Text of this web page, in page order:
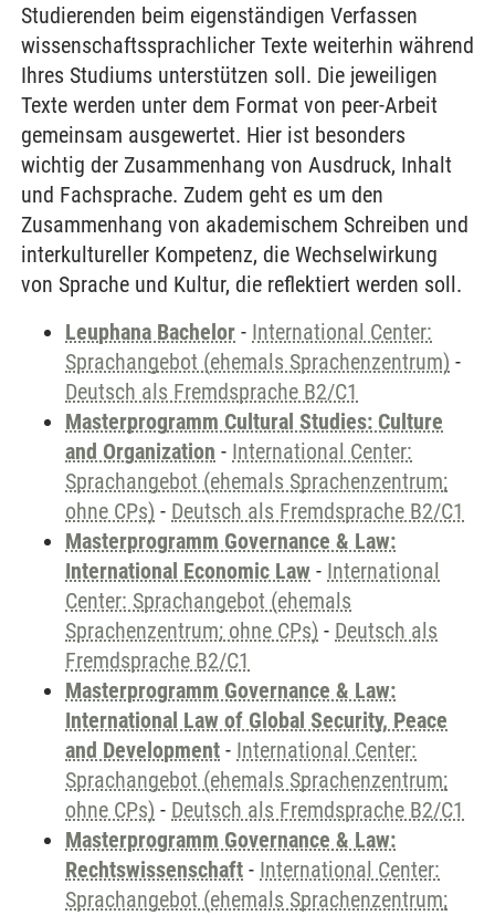
Studierenden beim eigenständigen Verfassen
wissenschaftssprachlicher Texte weiterhin während
Ihres Studiums unterstützen soll. Die jeweiligen
Texte werden unter dem Format von peer-Arbeit
gemeinsam ausgewertet. Hier ist besonders
wichtig der Zusammenhang von Ausdruck, Inhalt
und Fachsprache. Zudem geht es um den
Zusammenhang von akademischem Schreiben und
interkultureller Kompetenz, die Wechselwirkung
von Sprache und Kultur, die reflektiert werden soll.
Leuphana Bachelor - International Center:
Sprachangebot (ehemals Sprachenzentrum) -
Deutsch als Fremdsprache B2/C1
Masterprogramm Cultural Studies: Culture
and Organization - International Center:
Sprachangebot (ehemals Sprachenzentrum;
ohne CPs) - Deutsch als Fremdsprache B2/C1
Masterprogramm Governance & Law:
International Economic Law - International
Center: Sprachangebot (ehemals
Sprachenzentrum; ohne CPs) - Deutsch als
Fremdsprache B2/C1
Masterprogramm Governance & Law:
International Law of Global Security, Peace
and Development - International Center:
Sprachangebot (ehemals Sprachenzentrum;
ohne CPs) - Deutsch als Fremdsprache B2/C1
Masterprogramm Governance & Law:
Rechtswissenschaft - International Center:
Sprachangebot (ehemals Sprachenzentrum;